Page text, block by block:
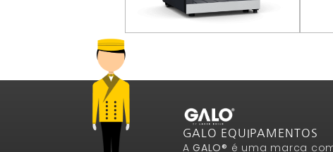
GALO EQUIPAMENTOS
AGALO® é uma marca